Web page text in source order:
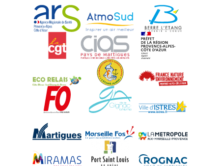
ARS Paca AtmoSud Berre l'Etang
CIAS
Eco-Relais Côte BleueEtang marin
Force Ouvrière Gignac-la-Nerthe
Port-Saint-Louis